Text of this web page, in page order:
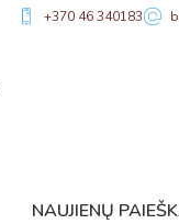
+370 46 340183
NAUJIENŲ